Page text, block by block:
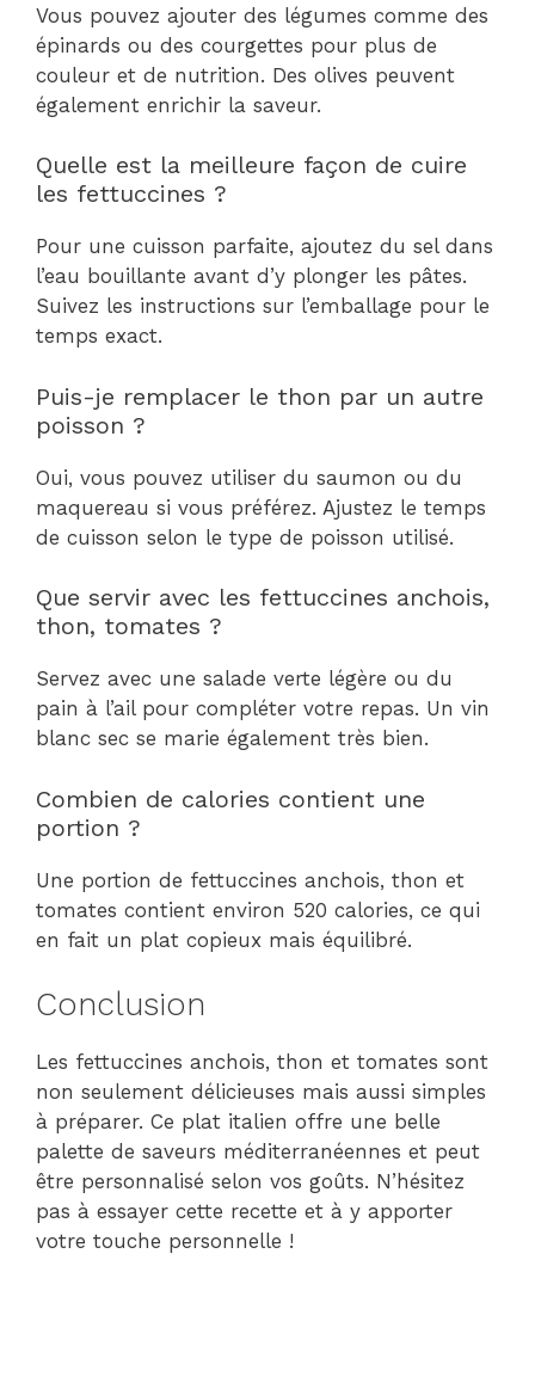
Vous pouvez ajouter des légumes comme des
épinards ou des courgettes pour plus de
couleur et de nutrition. Des olives peuvent
également enrichir la saveur.
Quelle est la meilleure façon de cuire
les fettuccines ?
Pour une cuisson parfaite, ajoutez du sel dans
l’eau bouillante avant d’y plonger les pâtes.
Suivez les instructions sur l’emballage pour le
temps exact.
Puis-je remplacer le thon par un autre
poisson ?
Oui, vous pouvez utiliser du saumon ou du
maquereau si vous préférez. Ajustez le temps
de cuisson selon le type de poisson utilisé.
Que servir avec les fettuccines anchois,
thon, tomates ?
Servez avec une salade verte légère ou du
pain à l’ail pour compléter votre repas. Un vin
blanc sec se marie également très bien.
Combien de calories contient une
portion ?
Une portion de fettuccines anchois, thon et
tomates contient environ 520 calories, ce qui
en fait un plat copieux mais équilibré.
Conclusion
Les fettuccines anchois, thon et tomates sont
non seulement délicieuses mais aussi simples
à préparer. Ce plat italien offre une belle
palette de saveurs méditerranéennes et peut
être personnalisé selon vos goûts. N’hésitez
pas à essayer cette recette et à y apporter
votre touche personnelle !